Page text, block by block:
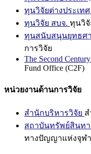
ทุนวิจัยต่างประเทศ
ทุนวิจัย สบจ. ทุนวิจั
ทุนสนับสนุนยุทธศ
การวิจัย
The Second
Fund Office (C2F)
หน่วยงานด้านการวิจัย
สำนักบริหารวิจัย
สถาบันทรัพย์สินท
ทางปัญญาแห่งจุฬ